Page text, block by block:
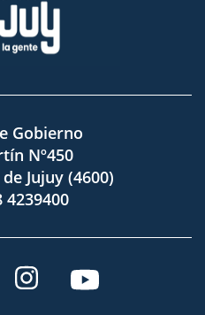
Gobierno
Nº450
Jujuy (4600)
4239400